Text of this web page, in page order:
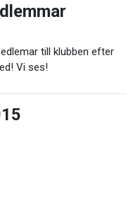
till klubben efter
Vi ses!